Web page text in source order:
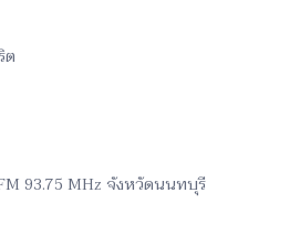
ต
93.75 MHz จังหวัดนนทบุรี